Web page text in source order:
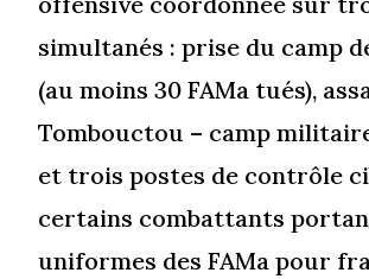
simultanés : prise du camp
(au moins 30 FAMa tués),
Tombouctou – camp
et trois postes de contrôle
certains combattants
uniformes des FAMa pour